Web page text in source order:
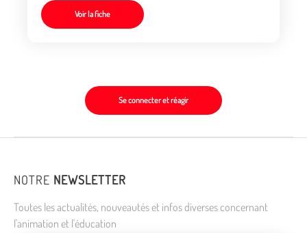
Voir la fiche
Se connecter et réagir
NOTRE NEWSLETTER
Toutes les actualités, nouveautés et infos diverses concernant
l'animation et l'éducation